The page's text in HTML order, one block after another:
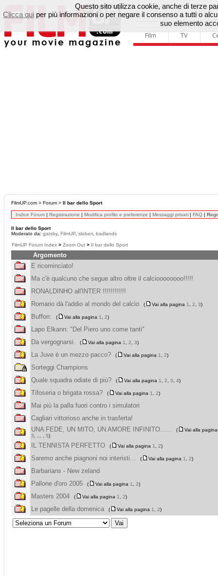
Film TV
FilmUP.com > Forum > Il bar dello Sport
Indice Forum | Registrazione | Modifica profilo e preferenze | Messaggi privati | FAQ |
Il bar dello Sport
Moderato da: gatsby, FilmUP sloberi badlands
FilmUP Forum Index > Zoom Out > Il bar dello Sport
Argomento
E ricominciato!
Ma c'è qualcuno che segue altro oltre il calcioooooooo!!!!!
RONALDINHO all'INTER !!!!!!!!!!!!
Romario dà l'addio al mondo del calcio
( Vai alla pagina 1 2 3)
Buffon: ( Vai alla pagina 1 2)
Lapo Elkann: "Del Piero uno come tanti"
Da vergognarsi.
( Vai alla pagina 1 2 3)
La Juve è un mezzo pacco? ( Vai alla pagina 1 2)
Sorteggi Champions
Quale squadra odiate di più?
( Vai alla pagina 1 2 3 4)
Tifoseria o brigata rossa? ( Vai alla pagina 1 2)
Mai più la palla fuori contro i simulatori
Cagliari vittorioso anche in trasferta!
UNA FEDE, UN MITO, UN AMORE INFINITO......
(
Vai alla
3
5)
IL TENNISTA PERFETTO ( Vai alla pagina 1 2)
Saremo anche piagnoni noi interisti... ( Vai alla pagina 1 2)
Barbarians - New zeland
Pallone d'oro 2005
( Vai alla pagina 1 2)
Masters 2004 ( Vai alla pagina 1 2)
Le pagelle della domenica ( Vai alla pagina 1 2)
Questo sito utilizza cookie, anche di terze
Clicca qui per più informazioni o per negare il consenso a tutti o
suo elemento